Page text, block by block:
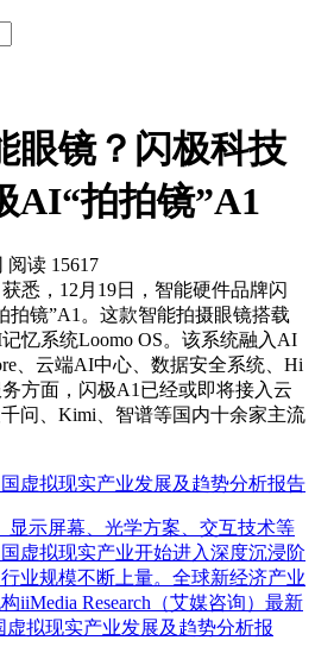
眼镜？闪极科技
AI“拍拍镜”A1
阅读 15617
悉，12月19日，智能硬件品牌闪
拍镜”A1。这款智能拍摄眼镜搭载
忆系统Loomo OS。该系统融入AI
、云端AI中心、数据安全系统、Hi
方面，闪极A1已经或即将接入云
问、Kimi、智谱等国内十余家主流
虚拟现实产业发展及趋势分析报告
显示屏幕、光学方案、交互技术等
虚拟现实产业开始进入深度沉浸阶
业规模不断上量。全球新经济产业
iiMedia Research（艾媒咨询）最新
虚拟现实产业发展及趋势分析报